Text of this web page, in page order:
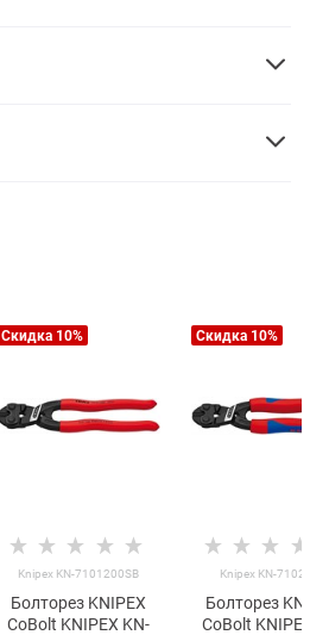
Скидка 10%
Knipex KN-7101200SB
Болторез KNIPEX
CoBolt KNIPEX KN-
Скидка 10%
Knipex KN-
Болторез
CoBolt